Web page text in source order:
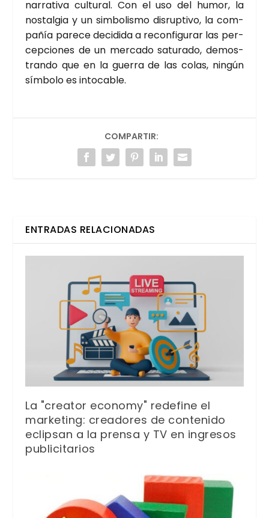
narra­ti­va cul­tu­ral. Con el uso del humor, la
nos­tal­gia y un sim­bo­lis­mo dis­rup­ti­vo, la com­
pa­ñía pare­ce deci­di­da a recon­fi­gu­rar las per­
cep­cio­nes de un mer­ca­do satu­ra­do, demos­
tran­do que en la gue­rra de las colas, nin­gún
sím­bo­lo es into­ca­ble.
COMPARTIR:
ENTRADAS RELACIONADAS
La "creator economy" redefine el
marketing: creadores de contenido
eclipsan a la prensa y TV en ingresos
publicitarios